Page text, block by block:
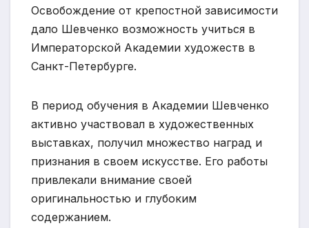
Освобождение от крепостной зависимости
дало Шевченко возможность учиться в
Императорской Академии художеств в
Санкт-Петербурге.
В период обучения в Академии Шевченко
активно участвовал в художественных
выставках, получил множество наград и
признания в своем искусстве. Его работы
привлекали внимание своей
оригинальностью и глубоким
содержанием.